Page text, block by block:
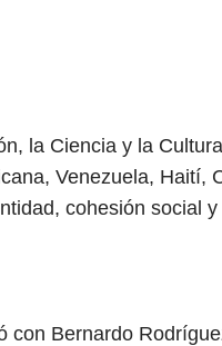
la Ciencia y la
Venezuela, Haití,
cohesión social
con Bernardo